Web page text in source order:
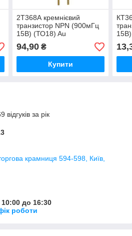
2Т368А кремнієвий
транзистор NPN (900мГц
15В) (ТО18) Au
94,90₴
Купити
за рік
крамниця 594-598, Київ,
до 16:30
роботи